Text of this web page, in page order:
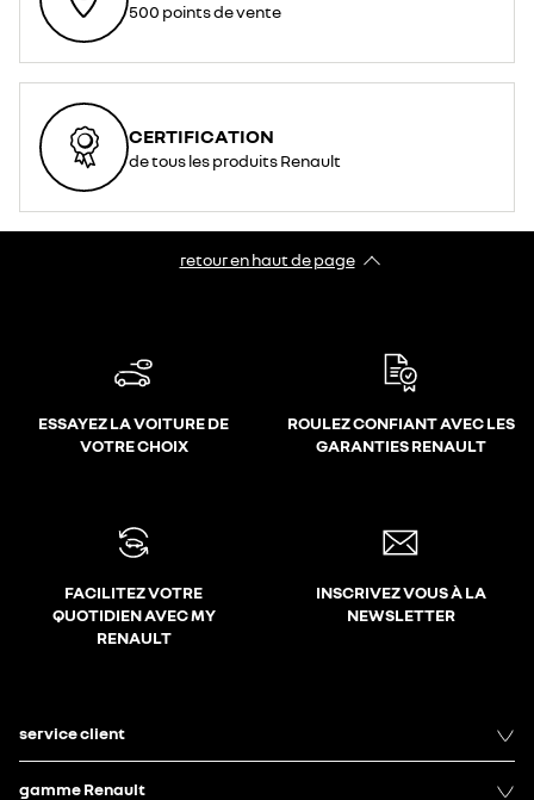
500 points de vente
CERTIFICATION
de tous les produits Renault
retour en haut de page​
ESSAYEZ LA VOITURE DE
VOTRE CHOIX
ROULEZ CONFIANT AVEC LES
GARANTIES RENAULT
FACILITEZ VOTRE
QUOTIDIEN AVEC MY
RENAULT
INSCRIVEZ VOUS À LA
NEWSLETTER
service client
gamme Renault